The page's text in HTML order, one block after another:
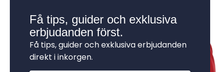
Få tips, guider och exklusiva
erbjudanden först.
Få tips, guider och exklusiva erbjudanden
direkt i inkorgen.